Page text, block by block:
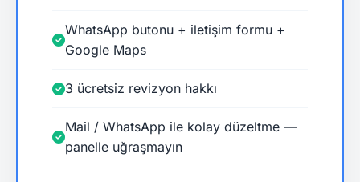
WhatsApp butonu + iletişim formu +
Google Maps
3 ücretsiz revizyon hakkı
Mail / WhatsApp ile kolay düzeltme —
panelle uğraşmayın